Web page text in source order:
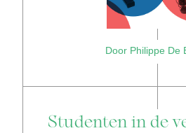
Door Philippe De
Studenten in de